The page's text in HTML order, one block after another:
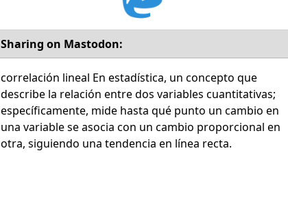
Sharing on Mastodon:
correlación lineal En estadística, un concepto que
describe la relación entre dos variables cuantitativas;
específicamente, mide hasta qué punto un cambio en
una variable se asocia con un cambio proporcional en
otra, siguiendo una tendencia en línea recta.